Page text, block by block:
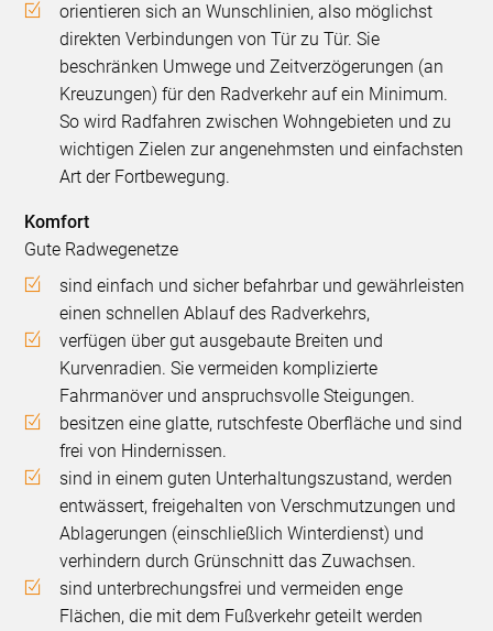
orientieren sich an Wunschlinien, also möglichst
direkten Verbindungen von Tür zu Tür. Sie
beschränken Umwege und Zeitverzögerungen (an
Kreuzungen) für den Radverkehr auf ein Minimum.
So wird Radfahren zwischen Wohngebieten und zu
wichtigen Zielen zur angenehmsten und einfachsten
Art der Fortbewegung.
Komfort
Gute Radwegenetze
sind einfach und sicher befahrbar und gewährleisten
einen schnellen Ablauf des Radverkehrs,
verfügen über gut ausgebaute Breiten und
Kurvenradien. Sie vermeiden komplizierte
Fahrmanöver und anspruchsvolle Steigungen.
besitzen eine glatte, rutschfeste Oberfläche und sind
frei von Hindernissen.
sind in einem guten Unterhaltungszustand, werden
entwässert, freigehalten von Verschmutzungen und
Ablagerungen (einschließlich Winterdienst) und
verhindern durch Grünschnitt das Zuwachsen.
sind unterbrechungsfrei und vermeiden enge
Flächen, die mit dem Fußverkehr geteilt werden